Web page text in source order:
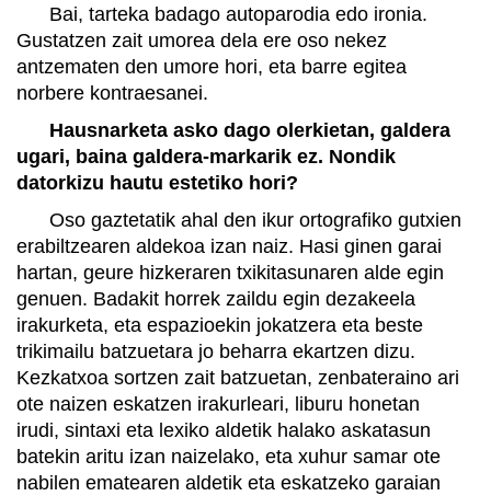
Bai, tarteka badago autoparodia edo ironia.
Gustatzen zait umorea dela ere oso nekez
antzematen den umore hori, eta barre egitea
norbere kontraesanei.
Hausnarketa asko dago olerkietan, galdera
ugari, baina galdera-markarik ez. Nondik
datorkizu hautu estetiko hori?
Oso gaztetatik ahal den ikur ortografiko gutxien
erabiltzearen aldekoa izan naiz. Hasi ginen garai
hartan, geure hizkeraren txikitasunaren alde egin
genuen. Badakit horrek zaildu egin dezakeela
irakurketa, eta espazioekin jokatzera eta beste
trikimailu batzuetara jo beharra ekartzen dizu.
Kezkatxoa sortzen zait batzuetan, zenbateraino ari
ote naizen eskatzen irakurleari, liburu honetan
irudi, sintaxi eta lexiko aldetik halako askatasun
batekin aritu izan naizelako, eta xuhur samar ote
nabilen ematearen aldetik eta eskatzeko garaian